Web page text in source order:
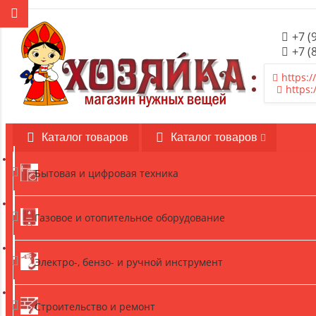
+7
+7
Каталог товаров Каталог товаров
Бытовая и цифровая техника
Газовое и отопительное оборудование
Электро-, бензо- и ручной инструмент
Строительство и ремонт